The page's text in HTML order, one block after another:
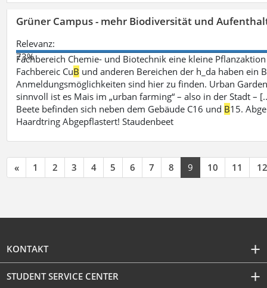
Grüner Campus - mehr Biodiversität und
Relevanz:
73%
Fachbereich Chemie- und Biotechnik eine kleine
Fachbereic CuB und anderen Bereichen der h_da haben ein
Anmeldungsmöglichkeiten sind hier zu finden. Urban
sinnvoll ist es Mais im „urban farming“ – also in der Stadt –
Beete befinden sich neben dem Gebäude C16 und B15.
Haardtring Abgepflastert! Staudenbeet
« 1 2 3 4 5 6 7 8 9 10 11 12
KONTAKT
STUDENT SERVICE CENTER